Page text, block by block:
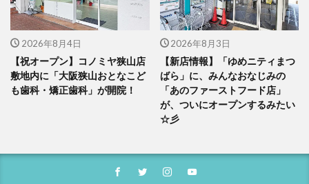
2026年8月4日
【祝オープン】コノミヤ狭山店
敷地内に「大阪狭山おとなこど
も歯科・矯正歯科」が開院！
2026年8月3日
【新店情報】「ゆめニティまつ
ばら」に、みんなおなじみの
「あのファーストフード店」
が、ついにオープンするみたい
☆彡